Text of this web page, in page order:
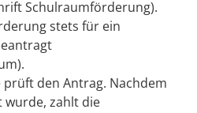
Schulraumförderung).
stets für ein
den Antrag. Nachdem
wurde, zahlt die